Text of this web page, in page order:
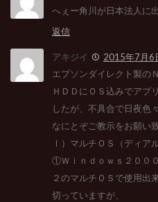
へぇー角川が日本法人に
返信
アキジイ
2015年7月6
エプソンダイレクト製の
ＨＤＤにＯＳ込みでアプ
したが、不具合で日夜色
なにとぞご教示をお願い
Ⅰ）マルチＯＳ（ディア
①Ｗｉｎｄｏｗｓ２００
２のマルチＯＳで使用出
切っていますが、